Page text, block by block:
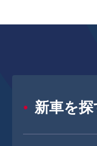
新車を探